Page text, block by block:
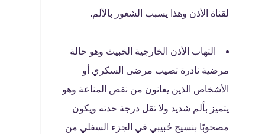
لقناة الأذن وهذا يسبب الشعور بالألم.
التهاب الأذن الخارجية الخبيث وهو حالة
مرضية نادرة تصيب مرضى السكري أو
الأشخاص الذين يعانون من نقص المناعة وهو
يتميز بألم شديد ولا تقل درجة حدته ويكون
مصحوبًا بنسيج حُبيبي في الجزء السفلي من